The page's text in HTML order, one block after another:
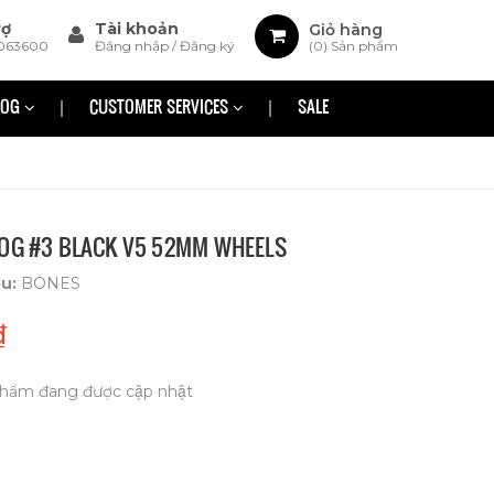
Giỏ hàng
(0) Sản phẩm
Tài khoản
Đăng nhập /Đăng ký
CUSTOMER SERVICES SALE
#3 BLACK V5 52MM WHEELS
BONES
đang được cập nhật